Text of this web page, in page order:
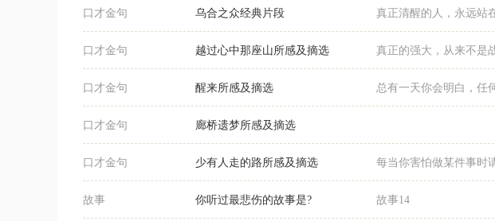
口才金句 乌合之众经典片段 真正清醒的人，永远站
口才金句 越过心中那座山所感及摘选 真正的强大，从来不是
口才金句 醒来所感及摘选 总有一天你会明白，任
口才金句 廊桥遗梦所感及摘选
口才金句 少有人走的路所感及摘选 每当你害怕做某件事时
故事 你听过最悲伤的故事是? 故事14